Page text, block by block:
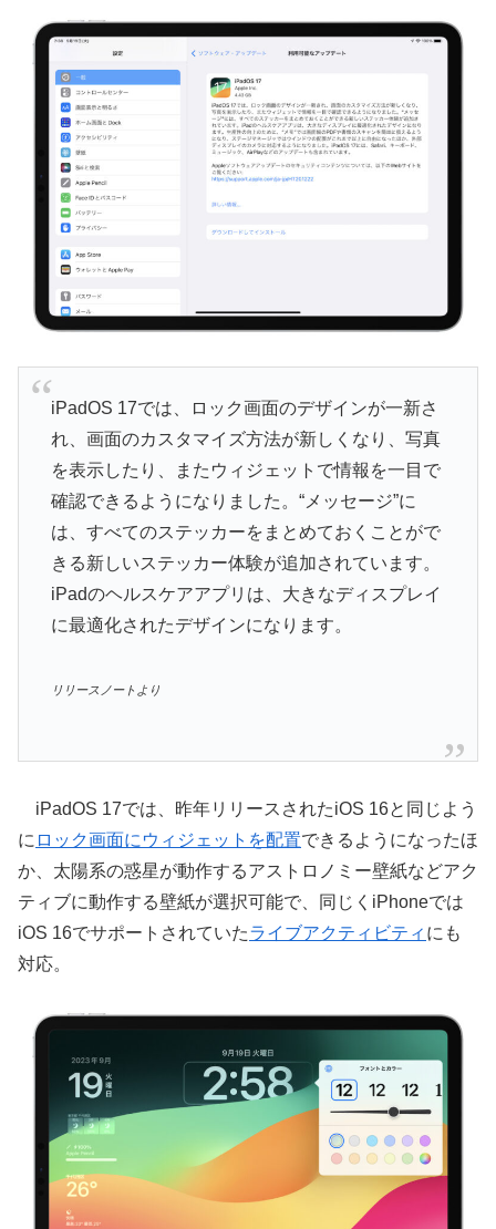
iPadOS 17では、ロック画面のデザインが一新さ
れ、画面のカスタマイズ方法が新しくなり、写真
を表示したり、またウィジェットで情報を一目で
確認できるようになりました。“メッセージ”に
は、すべてのステッカーをまとめておくことがで
きる新しいステッカー体験が追加されています。
iPadのヘルスケアアプリは、大きなディスプレイ
に最適化されたデザインになります。
リリースノートより
iPadOS 17では、昨年リリースされたiOS 16と同じよう
に ロック画面にウィジェットを配置できるようになったほ
か、太陽系の惑星が動作するアストロノミー壁紙などアク
ティブに動作する壁紙が選択可能で、同じくiPhoneでは
iOS 16でサポートされていたライブアクティビティ にも
対応。